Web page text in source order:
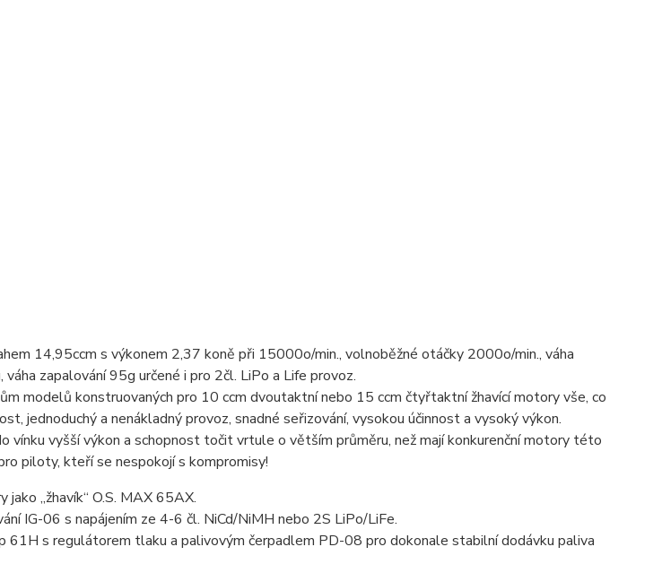
14,95ccm s výkonem 2,37 koně při 15000o/min., volnoběžné otáčky 2000o/min., váha
zapalování 95g určené i pro 2čl. LiPo a Life provoz.
modelů konstruovaných pro 10 ccm dvoutaktní nebo 15 ccm čtyřtaktní žhavící motory vše, co
jednoduchý a nenákladný provoz, snadné seřizování, vysokou účinnost a vysoký výkon.
vínku vyšší výkon a schopnost točit vrtule o větším průměru, než mají konkurenční motory této
piloty, kteří se nespokojí s kompromisy!
„žhavík“ O.S. MAX 65AX.
IG-06 s napájením ze 4-6 čl. NiCd/NiMH nebo 2S LiPo/LiFe.
61H s regulátorem tlaku a palivovým čerpadlem PD-08 pro dokonale stabilní dodávku paliva